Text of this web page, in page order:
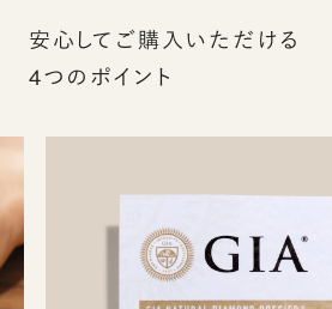
安心してご購入いただける
4つのポイント